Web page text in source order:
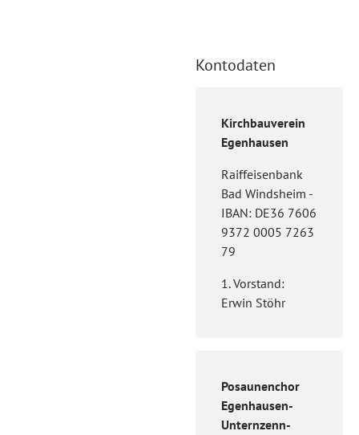
Kontodaten
Kirchbauverein
Egenhausen
Raiffeisenbank
Bad Windsheim -
IBAN: DE36 7606
9372 0005 7263
79
1. Vorstand:
Erwin Stöhr
Posaunenchor
Egenhausen-
Unternzenn-